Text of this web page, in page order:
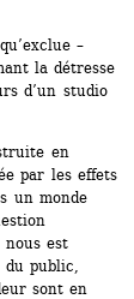
–
la détresse
d’un studio
en
par les effets
un monde
est
public,
sont en